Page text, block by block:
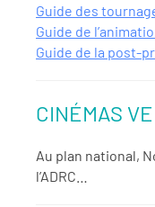
Guide des
Guide de
Guide de la post-
CINÉMAS
Au plan national,
l’ADRC…